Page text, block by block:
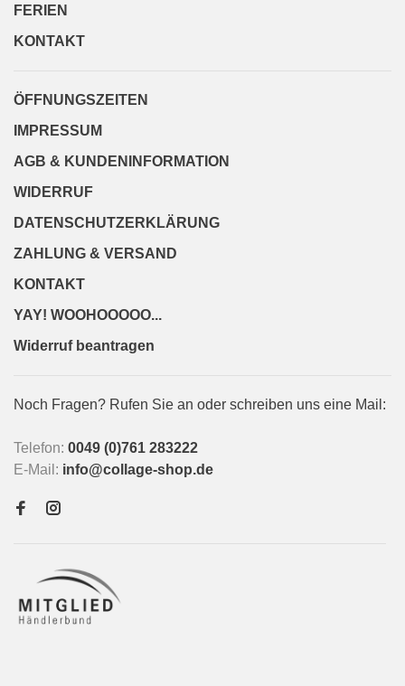
FERIEN
KONTAKT
ÖFFNUNGSZEITEN
IMPRESSUM
AGB & KUNDENINFORMATION
WIDERRUF
DATENSCHUTZERKLÄRUNG
ZAHLUNG & VERSAND
KONTAKT
YAY! WOOHOOOOO...
Widerruf beantragen
Noch Fragen? Rufen Sie an oder schreiben uns eine Mail:
Telefon: 0049 (0)761 283222
E-Mail: info@collage-shop.de